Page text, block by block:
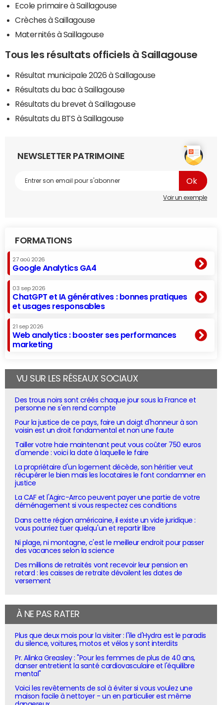
Ecole primaire à Saillagouse
Crèches à Saillagouse
Maternités à Saillagouse
Tous les résultats officiels à Saillagouse
Résultat municipale 2026 à Saillagouse
Résultats du bac à Saillagouse
Résultats du brevet à Saillagouse
Résultats du BTS à Saillagouse
NEWSLETTER PATRIMOINE
Voir un exemple
FORMATIONS
27 aoû 2026
Google Analytics GA4
03 sep 2026
ChatGPT et IA génératives : bonnes pratiques
et usages responsables
21 sep 2026
Web analytics : booster ses performances
marketing
VU SUR LES RÉSEAUX SOCIAUX
Des trous noirs sont créés chaque jour sous la France et
personne ne s'en rend compte
Pour la justice de ce pays, faire un doigt d'honneur à son
voisin est un droit fondamental et non une faute
Tailler votre haie maintenant peut vous coûter 750 euros
d'amende : voici la date à laquelle le faire
La propriétaire d'un logement décède, son héritier veut
récupérer le bien mais les locataires le font condamner en
justice
La CAF et l'Agirc-Arrco peuvent payer une partie de votre
déménagement si vous respectez ces conditions
Dans cette région américaine, il existe un vide juridique :
vous pourriez tuer quelqu'un et repartir libre
Ni plage, ni montagne, c'est le meilleur endroit pour passer
des vacances selon la science
Des millions de retraités vont recevoir leur pension en
retard : les caisses de retraite dévoilent les dates de
versement
À NE PAS RATER
Plus que deux mois pour la visiter : l'île d'Hydra est le paradis
du silence, voitures, motos et vélos y sont interdits
Pr. Alinka Greasley : "Pour les femmes de plus de 40 ans,
danser entretient la santé cardiovasculaire et l'équilibre
mental"
Voici les revêtements de sol à éviter si vous voulez une
maison facile à nettoyer - un en particulier est même